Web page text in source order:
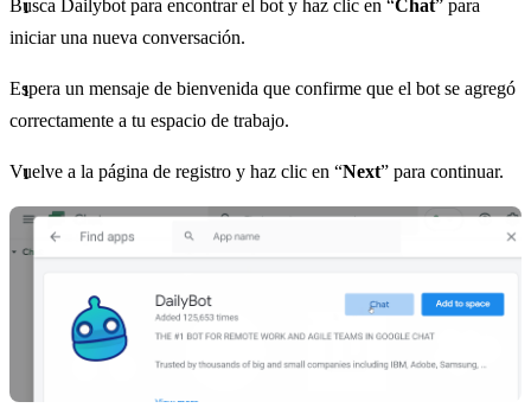
Busca Dailybot para encontrar el bot y haz clic en “Chat” para
iniciar una nueva conversación.
Espera un mensaje de bienvenida que confirme que el bot se agregó
correctamente a tu espacio de trabajo.
Vuelve a la página de registro y haz clic en “Next” para continuar.